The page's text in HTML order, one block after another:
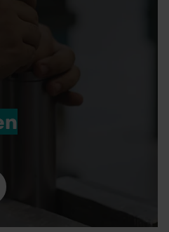
la maintenance